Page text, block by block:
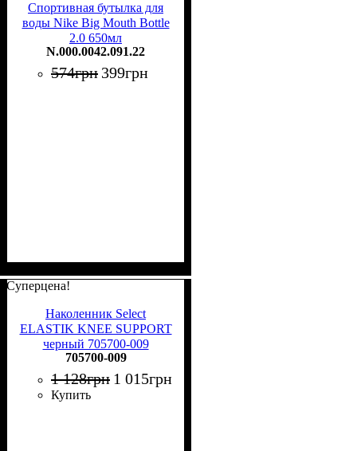
Спортивная бутылка для
воды Nike Big Mouth Bottle
2.0 650мл
N.000.0042.091.22
574грн 399грн
Суперцена!
Наколенник Select
ELASTIK KNEE SUPPORT
черный 705700-009
705700-009
1 128грн 1 015грн
Купить